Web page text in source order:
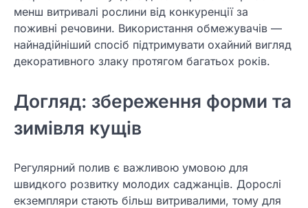
менш витривалі рослини від конкуренції за
поживні речовини. Використання обмежувачів —
найнадійніший спосіб підтримувати охайний вигляд
декоративного злаку протягом багатьох років.
Догляд: збереження форми та
зимівля кущів
Регулярний полив є важливою умовою для
швидкого розвитку молодих саджанців. Дорослі
екземпляри стають більш витривалими, тому для